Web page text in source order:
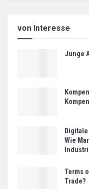
von Interesse
Junge
Wie
Terms
Trade?